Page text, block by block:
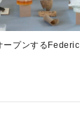
プンする